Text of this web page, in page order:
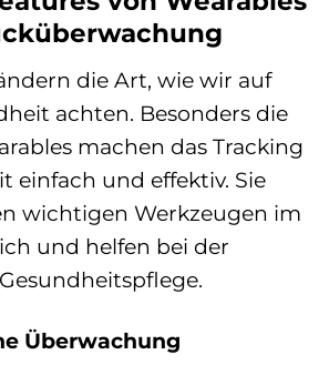
die Art, wie wir auf
achten. Besonders die
machen das Tracking
einfach und effektiv. Sie
wichtigen Werkzeugen im
und helfen bei der
Überwachung